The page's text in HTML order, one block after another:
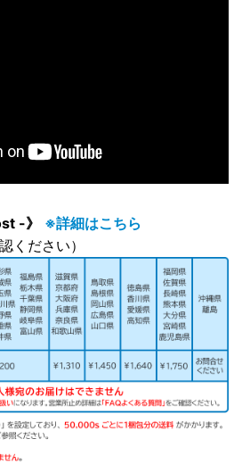
-》
※詳細はこちら
ください）